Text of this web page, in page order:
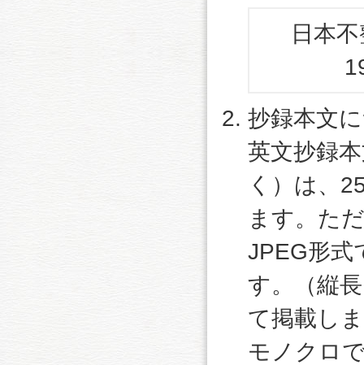
日本
抄録本文
英文抄録
く）は、
ます。た
JPEG形式
す。（縦
て掲載し
モノクロ